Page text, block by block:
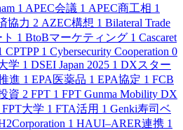
1 APEC会議 1 APEC商工相 1
協力 2 AZEC構想 1 Bilateral Trade
1 BtoBマーケティング 1 Cascaret
CPTPP 1 Cybersecurity Cooperation 0
学 1 DSEI Japan 2025 1 DXスター
進 1 EPA医薬品 1 EPA協定 1 FCB
資 2 FPT 1 FPT Gunma Mobility DX
FPT大学 1 FTA活用 1 Genki寿司ベ
1 HAUI–ARER連携 1